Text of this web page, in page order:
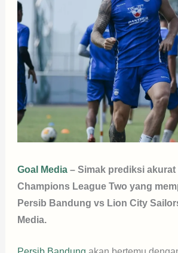
Goal Media– Simak prediksi akurat
Champions League Two yang
Persib Bandung vs Lion City
Media.